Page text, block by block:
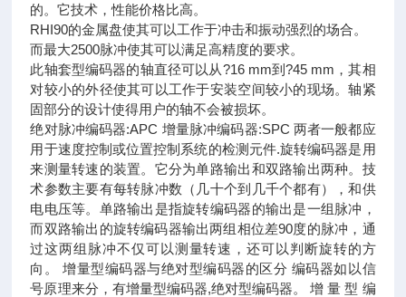
的。它技术，性能价格比高。
RHI90的金属盘使其可以工作于冲击和振动强烈的场合。
而最大2500脉冲使其可以满足高精度的要求。
此轴套型编码器的轴直径可以从?16 mm到?45 mm，其相
对较小的外径使其可以工作于安装空间较小的现场。轴紧
固部分的设计使得用户的轴不会被损坏。
绝对脉冲编码器:APC 增量脉冲编码器:SPC 两者一般都应
用于速度控制或位置控制系统的检测元件.旋转编码器是用
来测量转速的装置。它分为单路输出和双路输出两种。技
术参数主要有每转脉冲数（几十个到几千个都有），和供
电电压等。单路输出是指旋转编码器的输出是一组脉冲，
而双路输出的旋转编码器输出两组相位差90度的脉冲，通
过这两组脉冲不仅可以测量转速，还可以判断旋转的方
向。 增量型编码器与绝对型编码器的区分 编码器如以信
号原理来分，有增量型编码器,绝对型编码器。 增 量 型 编